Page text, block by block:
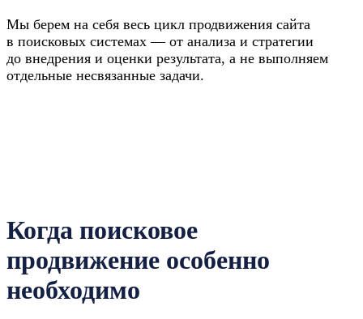
Мы берем на себя весь цикл продвижения сайта
в поисковых системах — от анализа и стратегии
до внедрения и оценки результата, а не выполняем
отдельные несвязанные задачи.
Когда поисковое
продвижение особенно
необходимо